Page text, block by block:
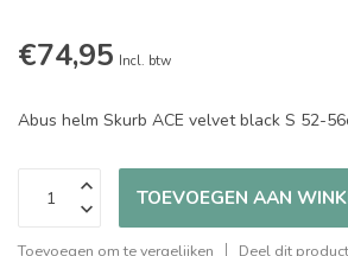
€74,95 Incl. btw
Abus helm Skurb ACE velvet black S 52-
TOEVOEGEN AAN
Toevoegen om te vergelijken Deel dit product